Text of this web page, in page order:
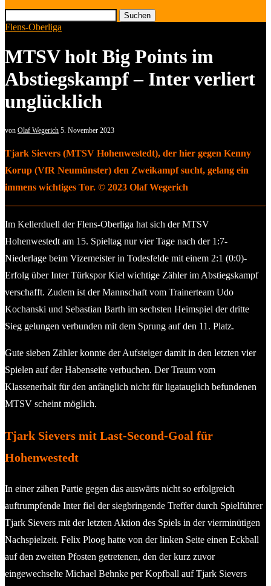
Suchen
Flens-Oberliga
MTSV holt Big Points im
Abstiegskampf – Inter verliert
unglücklich
von Olaf Wegerich 5. November 2023
Tjark Sievers (MTSV Hohenwestedt), der hier gegen Kenny
Korup (VfR Neumünster) den Zweikampf sucht, gelang ein
immens wichtiges Tor. © 2023 Olaf Wegerich
Im Kellerduell der Flens-Oberliga hat sich der MTSV
Hohenwestedt am 15. Spieltag nur vier Tage nach der 1:7-
Niederlage beim Vizemeister in Todesfelde mit einem 2:1 (0:0)-
Erfolg über Inter Türkspor Kiel wichtige Zähler im Abstiegskampf
verschafft. Zudem ist der Mannschaft vom Trainerteam Udo
Kochanski und Sebastian Barth im sechsten Heimspiel der dritte
Sieg gelungen verbunden mit dem Sprung auf den 11. Platz.
Gute sieben Zähler konnte der Aufsteiger damit in den letzten vier
Spielen auf der Habenseite verbuchen. Der Traum vom
Klassenerhalt für den anfänglich nicht für ligatauglich befundenen
MTSV scheint möglich.
Tjark Sievers mit Last-Second-Goal für
Hohenwestedt
In einer zähen Partie gegen das auswärts nicht so erfolgreich
auftrumpfende Inter fiel der siegbringende Treffer durch Spielführer
Tjark Sievers mit der letzten Aktion des Spiels in der vierminütigen
Nachspielzeit. Felix Ploog hatte von der linken Seite einen Eckball
auf den zweiten Pfosten getretenen, den der kurz zuvor
eingewechselte Michael Behnke per Kopfball auf Tjark Sievers